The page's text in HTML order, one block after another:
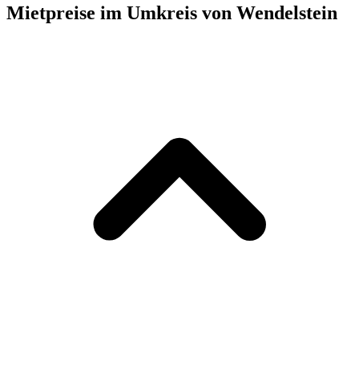
Mietpreise im Umkreis von Wendelstein